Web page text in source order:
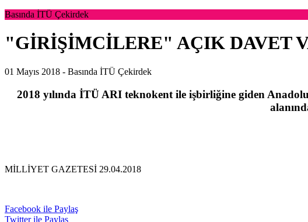
Basında İTÜ Çekirdek
"GİRİŞİMCİLERE" AÇIK DAVET
01 Mayıs 2018 - Basında İTÜ Çekirdek
2018 yılında İTÜ ARI teknokent ile işbirliğine giden
MİLLİYET GAZETESİ 29.04.2018
Facebook ile Paylaş
Twitter ile Paylaş